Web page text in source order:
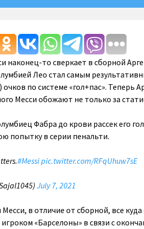
наконец-то сверкает в сборной
Лео стал самым
очков по системе «гол+пас». Теперь
Месси обожают не только за
Фабра до крови рассек его
попытку в серии пенальти.
#Messipic.twitter.com/RFqUhuw7sE
July 7, 2021
в отличие от сборной, все
«Барселоны» в связи с